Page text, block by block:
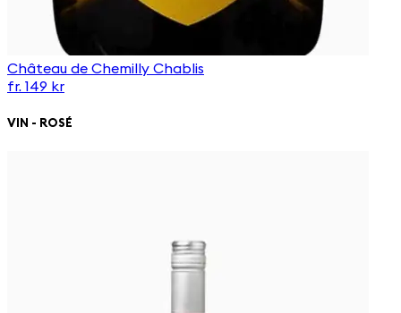
Château de Chemilly Chablis
fr. 149 kr
VIN - ROSÉ